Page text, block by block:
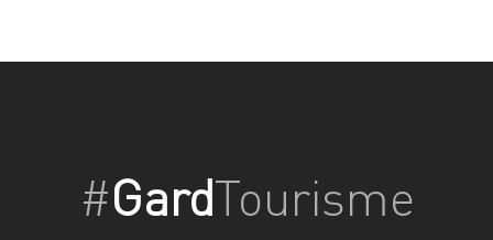
#GardTourisme